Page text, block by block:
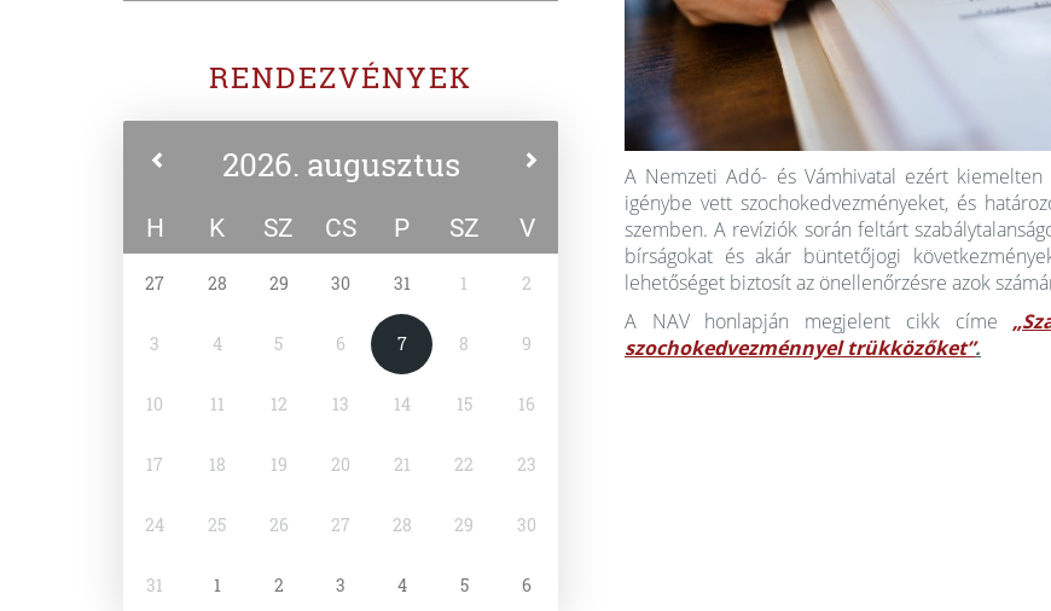
RENDEZVÉNYEK
2026. augusztus
H K SZ CS P SZ V
27 28 29 30 31 1 2
3 4 5 6 7 8 9
10 11 12 13 14 15 16
17 18 19 20 21 22 23
24 25 26 27 28 29 30
31 1 2 3 4 5 6
A Nemzeti Adó- és Vámhivatal ezért
igénybe vett szochokedvezményeket, és
szemben. A revíziók során feltárt
bírságokat és akár büntetőjogi
lehetőséget biztosít az önellenőrzésre azok
A NAV honlapján megjelent cikk címe
szochokedvezménnyel trükközőket”.